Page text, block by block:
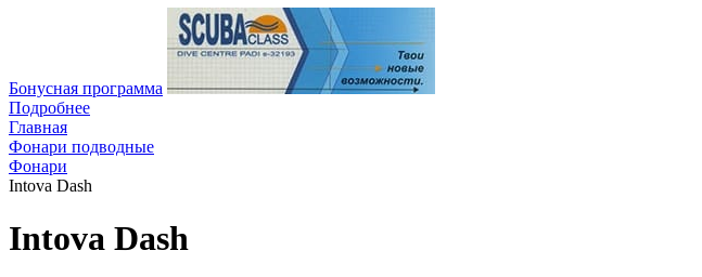
Бонусная программа
Подробнее
Главная
Фонари подводные
Фонари
Intova Dash
Intova Dash